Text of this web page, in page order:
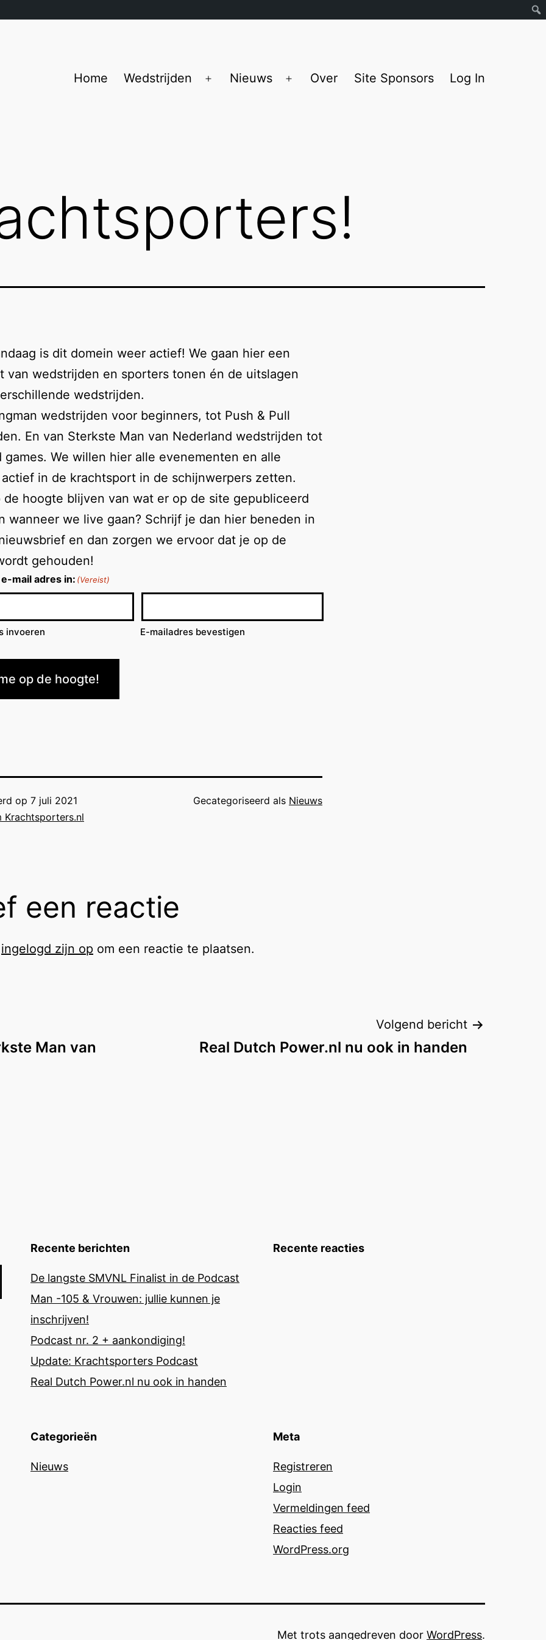
Home Wedstrijden
Open
Nieuws
Open
Over Site Sponsors Log In
is dit domein weer actief! We gaan hier een
van wedstrijden en sporters tonen én de uitslagen
wedstrijden.
wedstrijden voor beginners, tot Push & Pull
En van Sterkste Man van Nederland wedstrijden tot
games. We willen hier alle evenementen en alle
in de krachtsport in de schijnwerpers zetten.
de hoogte blijven van wat er op de site gepubliceerd
wanneer we live gaan? Schrijf je dan hier beneden in
en dan zorgen we ervoor dat je op de
gehouden!
mail adres in: (Vereist)
invoeren E-mailadres bevestigen
op de hoogte!
op 7 juli 2021
Krachtsporters.nl
Gecategoriseerd als Nieuws
een reactie
ingelogd zijn op om een reactie te plaatsen.
Man van
Volgend bericht
Real Dutch Power.nl nu ook in handen
Recente berichten
De langste SMVNL Finalist in de Podcast
Man -105 & Vrouwen: jullie kunnen je
inschrijven!
Podcast nr. 2 + aankondiging!
Update: Krachtsporters Podcast
Real Dutch Power.nl nu ook in handen
Recente reacties
Categorieën
Nieuws
Meta
Registreren
Login
Vermeldingen feed
Reacties feed
WordPress.org
Met trots aangedreven door WordPress.